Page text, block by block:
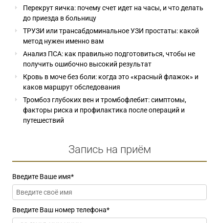
Перекрут яичка: почему счет идет на часы, и что делать
до приезда в больницу
ТРУЗИ или трансабдоминальное УЗИ простаты: какой
метод нужен именно вам
Анализ ПСА: как правильно подготовиться, чтобы не
получить ошибочно высокий результат
Кровь в моче без боли: когда это «красный флажок» и
каков маршрут обследования
Тромбоз глубоких вен и тромбофлебит: симптомы,
факторы риска и профилактика после операций и
путешествий
Запись на приём
Введите Ваше имя*
Введите Ваш номер телефона*